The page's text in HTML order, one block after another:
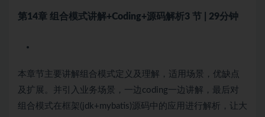
第14章 组合模式讲解+Coding+源码解析3 节 | 29分钟
本章节主要讲解组合模式定义及理解，适用场景，优缺点
及扩展。并引入业务场景，一边coding一边讲解，最后对
组合模式在框架(jdk+mybatis)源码中的应用进行解析，让大